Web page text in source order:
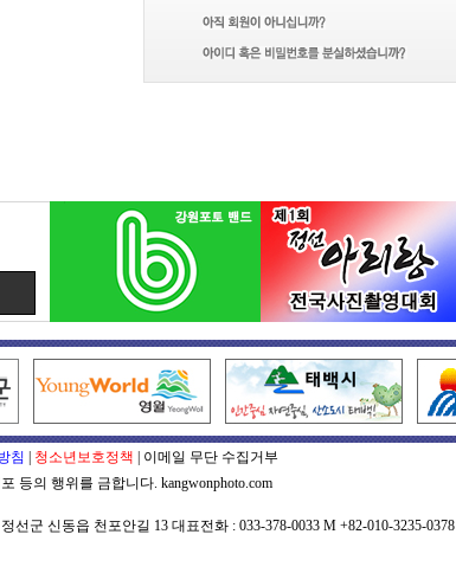
침 청소년보호정책 이메일 무단 수집거부
등의 행위를 금합니다. kangwonphoto.com
선군 신동읍 천포안길 13 대표전화 : 033-378-0033 M +82-010-3235-0378